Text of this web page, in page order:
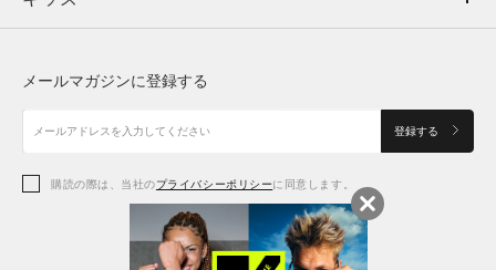
アクセサリー
アクセサリー
シューズ
アクセサリー
シューズ
メールマガジンに登録する
登録する
購読の際は、当社のプライバシーポリシーに同意します。